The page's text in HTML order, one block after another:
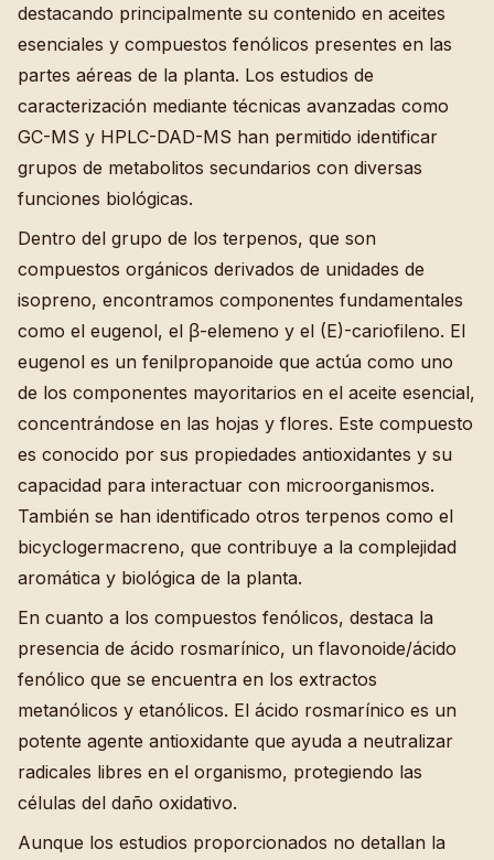
destacando principalmente su contenido en aceites
esenciales y compuestos fenólicos presentes en las
partes aéreas de la planta. Los estudios de
caracterización mediante técnicas avanzadas como
GC-MS y HPLC-DAD-MS han permitido identificar
grupos de metabolitos secundarios con diversas
funciones biológicas.
Dentro del grupo de los terpenos, que son
compuestos orgánicos derivados de unidades de
isopreno, encontramos componentes fundamentales
como el eugenol, el β-elemeno y el (E)-cariofileno. El
eugenol es un fenilpropanoide que actúa como uno
de los componentes mayoritarios en el aceite esencial,
concentrándose en las hojas y flores. Este compuesto
es conocido por sus propiedades antioxidantes y su
capacidad para interactuar con microorganismos.
También se han identificado otros terpenos como el
bicyclogermacreno, que contribuye a la complejidad
aromática y biológica de la planta.
En cuanto a los compuestos fenólicos, destaca la
presencia de ácido rosmarínico, un flavonoide/ácido
fenólico que se encuentra en los extractos
metanólicos y etanólicos. El ácido rosmarínico es un
potente agente antioxidante que ayuda a neutralizar
radicales libres en el organismo, protegiendo las
células del daño oxidativo.
Aunque los estudios proporcionados no detallan la